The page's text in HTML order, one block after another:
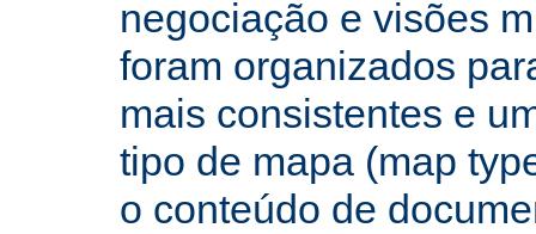
negociação e visões
foram organizados
mais consistentes e
tipo de mapa (map
o conteúdo de